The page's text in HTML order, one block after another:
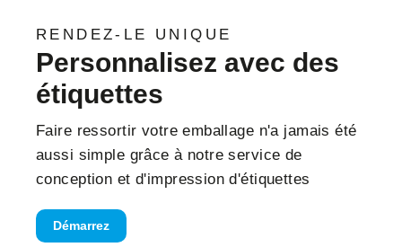
RENDEZ-LE UNIQUE
Personnalisez avec des
étiquettes
Faire ressortir votre emballage n'a jamais été
aussi simple grâce à notre service de
conception et d'impression d'étiquettes
Démarrez